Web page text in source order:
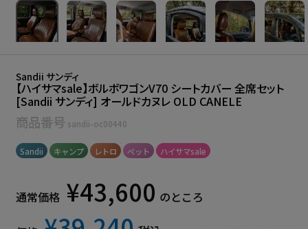
Sandii サンディ
【ハイサマsale】ボルボワゴンV70 シートカバー 全席セット
[Sandii サンディ] オールドカヌレ OLD CANELE
商品番号 sandii-oc00440
Sandii キャンプ レトロ ペット ハイサマsale
通常価格 ¥43,600 のところ